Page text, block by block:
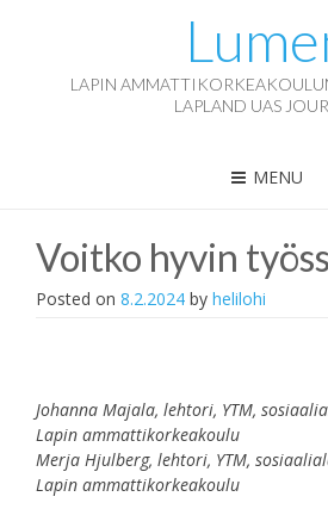
LAPIN
LAPLAND UAS
MENU
Voitko hyvin
Posted on 8.2.2024 by helilohi
Johanna Majala, lehtori, YTM,
Lapin ammattikorkeakoulu
Merja Hjulberg, lehtori, YTM,
Lapin ammattikorkeakoulu